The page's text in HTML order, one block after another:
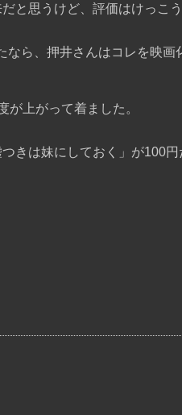
と思うけど、評価はけっこ
ら、押井さんはコレを映
が上がって着ました。
きは妹にしておく」が100